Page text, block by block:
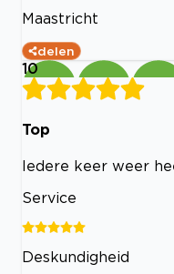
Maastricht
delen
10
Top
Iedere keer weer
Service
Deskundigheid